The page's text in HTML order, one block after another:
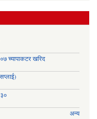
च्यापाकटर खरिद
अन्य